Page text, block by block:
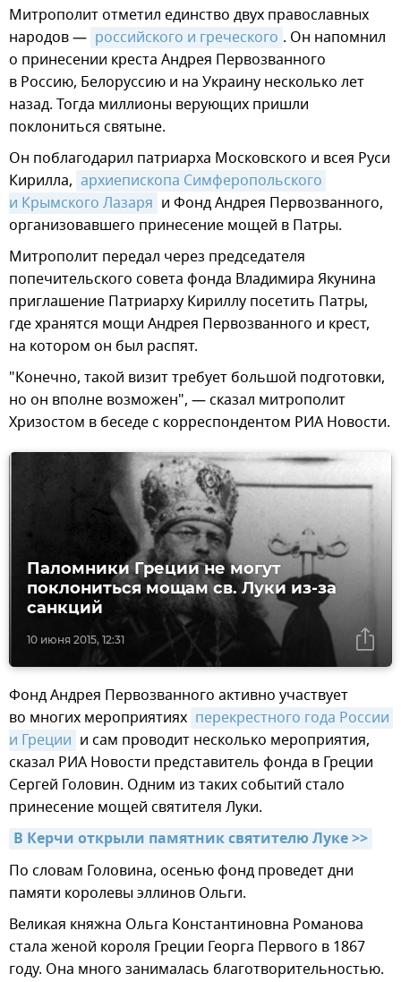
Митрополит отметил единство двух православных
народов — российского и греческого . Он напомнил
о принесении креста Андрея Первозванного
в Россию, Белоруссию и на Украину несколько лет
назад. Тогда миллионы верующих пришли
поклониться святыне.
Он поблагодарил патриарха Московского и всея Руси
Кирилла, архиепископа Симферопольского
и Крымского Лазаря и Фонд Андрея Первозванного,
организовавшего принесение мощей в Патры.
Митрополит передал через председателя
попечительского совета фонда Владимира Якунина
приглашение Патриарху Кириллу посетить Патры,
где хранятся мощи Андрея Первозванного и крест,
на котором он был распят.
"Конечно, такой визит требует большой подготовки,
но он вполне возможен", — сказал митрополит
Хризостом в беседе с корреспондентом РИА Новости.
10 июня 2015, 12:31
Паломники Греции не могут
поклониться мощам св. Луки из-за
санкций
Фонд Андрея Первозванного активно участвует
во многих мероприятиях перекрестного года России
и Греции и сам проводит несколько мероприятия,
сказал РИА Новости представитель фонда в Греции
Сергей Головин. Одним из таких событий стало
принесение мощей святителя Луки.
В Керчи открыли памятник святителю Луке >>
По словам Головина, осенью фонд проведет дни
памяти королевы эллинов Ольги.
Великая княжна Ольга Константиновна Романова
стала женой короля Греции Георга Первого в 1867
году. Она много занималась благотворительностью.